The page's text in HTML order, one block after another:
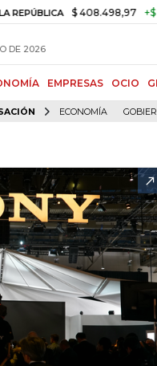
$ 408.498,97 +$ 8.753,81
DE 2026
EMPRESAS OCIO
ECONOMÍA